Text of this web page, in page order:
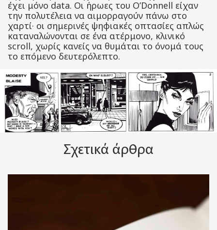
έχει μόνο data. Οι ήρωες του O’Donnell είχαν
την πολυτέλεια να αιμορραγούν πάνω στο
χαρτί· οι σημερινές ψηφιακές οπτασίες απλώς
καταναλώνονται σε ένα ατέρμονο, κλινικό
scroll, χωρίς κανείς να θυμάται το όνομά τους
το επόμενο δευτερόλεπτο.
Σχετικά άρθρα